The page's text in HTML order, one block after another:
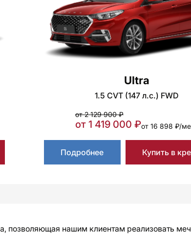
Ultra
1.5 CVT (147 л.с.) FWD
от 2 129 900 ₽
от 1 419 000 ₽от 16 898 ₽/
Подробнее Купить в
позволяющая нашим клиентам реализовать